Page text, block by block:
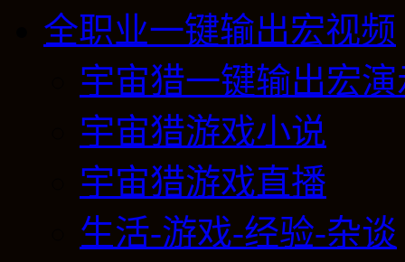
全职业一键输出宏视频
宇宙猎一键输出宏
宇宙猎游戏小说
宇宙猎游戏直播
生活-游戏-经验-杂谈